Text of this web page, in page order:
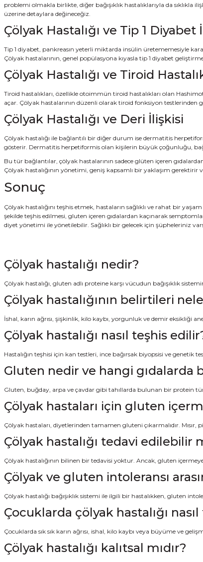
problemi olmakla birlikte, diğer bağışıklık hastalıklarıyla da sıklıkla
üzerine detaylara değineceğiz.
Çölyak Hastalığı ve Tip 1 Diyabet
Tip 1 diyabet, pankreasın yeterli miktarda insülin üretememesiyle
Çölyak hastalarının, genel popülasyona kıyasla tip 1 diyabet
Çölyak Hastalığı ve Tiroid
Tiroid hastalıkları, özellikle otoimmün tiroid hastalıkları olan
açar. Çölyak hastalarının düzenli olarak tiroid fonksiyon testlerinden
Çölyak Hastalığı ve Deri İlişkisi
Çölyak hastalığı ile bağlantılı bir diğer durum ise dermatitis
gösterir. Dermatitis herpetiformis olan kişilerin büyük çoğunluğu,
Bu tür bağlantılar, çölyak hastalarının sadece glüten içeren
Çölyak hastalığının yönetimi, geniş kapsamlı bir yaklaşım gerektirir
Sonuç
Çölyak hastalığını teşhis etmek, hastaların sağlıklı ve rahat bir
şekilde teşhis edilmesi, gluten içeren gıdalardan kaçınarak
diyet yönetimi ile yönetilebilir. Sağlıklı bir gelecek için şüpheleriniz
Çölyak hastalığı nedir?
Çölyak hastalığı, gluten adlı proteine karşı vücudun bağışıklık
Çölyak hastalığının belirtileri
İshal, karın ağrısı, şişkinlik, kilo kaybı, yorgunluk ve demir eksikliği
Çölyak hastalığı nasıl teşhis
Hastalığın teşhisi için kan testleri, ince bağırsak biyopsisi ve
Gluten nedir ve hangi gıdalarda
Gluten, buğday, arpa ve çavdar gibi tahıllarda bulunan bir protein
Çölyak hastaları için gluten
Çölyak hastaları, diyetlerinden tamamen gluteni çıkarmalıdır.
Çölyak hastalığı tedavi edilebilir
Çölyak hastalığının bilinen bir tedavisi yoktur. Ancak, gluten
Çölyak ve gluten intoleransı
Çölyak hastalığı bağışıklık sistemi ile ilgili bir hastalıkken, gluten
Çocuklarda çölyak hastalığı
Çocuklarda sık sık karın ağrısı, ishal, kilo kaybı veya büyüme ve
Çölyak hastalığı kalıtsal mıdır?